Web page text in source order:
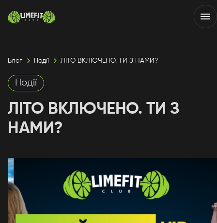
Блог Події ЛІТО ВКЛЮЧЕНО. ТИ З НАМИ?
Події
ЛІТО ВКЛЮЧЕНО. ТИ З
НАМИ?